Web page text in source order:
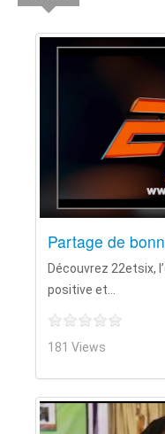
Partage de
Découvrez 22etsix,
positive et...
181 Views